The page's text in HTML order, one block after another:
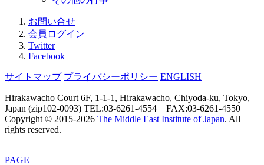
お問い合せ
会員ログイン
Twitter
Facebook
サイトマップ プライバシーポリシー ENGLISH
Hirakawacho Court 6F, 1-1-1, Hirakawacho, Chiyoda-ku, Tokyo,
Japan (zip102-0093) TEL:03-6261-4554 FAX:03-6261-4550
Copyright © 2015-2026 The Middle East Institute of Japan. All
rights reserved.
PAGE